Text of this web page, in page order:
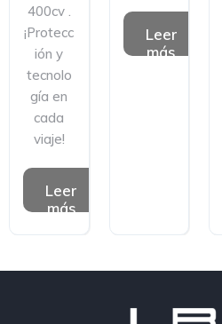
400cv .
¡Protecc
ión y
tecnolo
gía en
cada
viaje!
Leer
más
Leer
más